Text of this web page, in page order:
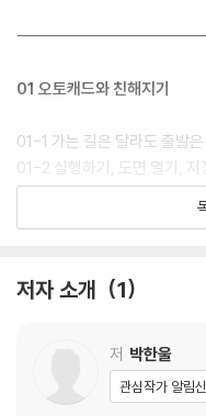
01 오토캐드와 친해지기
01-1 가는 길은 달라도 출발
01-2 실행하기, 도면 열기, 저
01-3 작업 화면 살펴보고 이
01-4 명령어로 오토캐드에게
02 처음부터 제대로 배워야 ‘
02-1 무턱대고 그리기 전에 ‘
저자 소개 1
저 박한울
관심작가 알림